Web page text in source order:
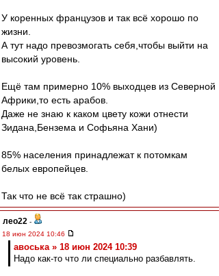
У коренных французов и так всё хорошо по
жизни.
А тут надо превозмогать себя,чтобы выйти на
высокий уровень.
Ещё там примерно 10% выходцев из Северной
Африки,то есть арабов.
Даже не знаю к каком цвету кожи отнести
Зидана,Бензема и Софьяна Хани)
85% населения принадлежат к потомкам
белых европейцев.
Так что не всё так страшно)
лео22 -
18 июн 2024 10:46
авоська » 18 июн 2024 10:39
Надо как-то что ли специально разбавлять.